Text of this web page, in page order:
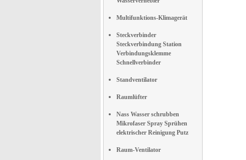
Multifunktions-Klimagerät
Steckverbinder
Steckverbindung Station
Verbindungsklemme
Schnellverbinder
Standventilator
Raumlüfter
Nass Wasser schrubben
Mikrofaser Spray Sprühen
elektrischer Reinigung Putz
Raum-Ventilator